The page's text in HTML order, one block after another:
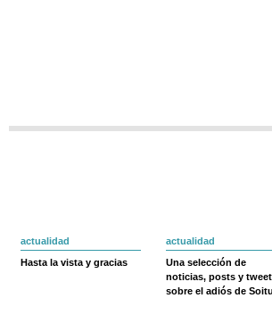
actualidad
Hasta la vista y gracias
actualidad
Una selección de
noticias, posts y
sobre el adiós de Soitu